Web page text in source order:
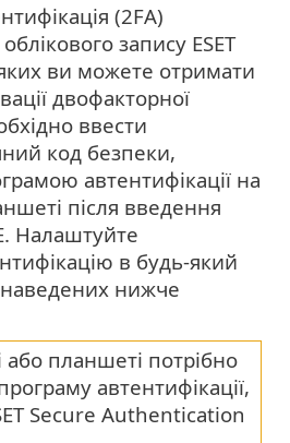
(2FA)
запису ESET
ви можете отримати
двофакторної
ввести
код безпеки,
автентифікації на
після введення
Налаштуйте
в будь-який
наведених нижче
планшеті потрібно
автентифікації,
Secure Authentication